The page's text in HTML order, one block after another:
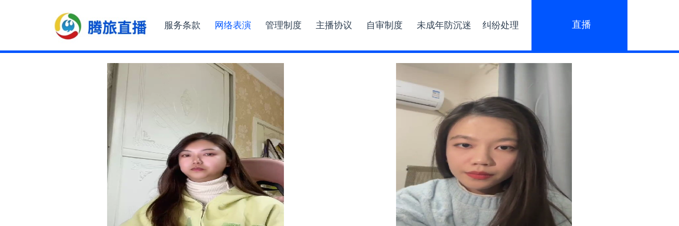
服务条款 网络表演 管理制度 主播协议 自审制度 未成年防沉迷 纠纷处理 直播